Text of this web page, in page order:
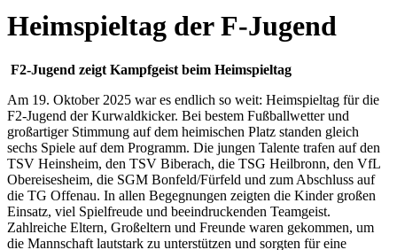
Heimspieltag der F-Jugend
F2-Jugend zeigt Kampfgeist beim Heimspieltag
Am 19. Oktober 2025 war es endlich so weit: Heimspieltag für die
F2-Jugend der Kurwaldkicker. Bei bestem Fußballwetter und
großartiger Stimmung auf dem heimischen Platz standen gleich
sechs Spiele auf dem Programm. Die jungen Talente trafen auf den
TSV Heinsheim, den TSV Biberach, die TSG Heilbronn, den VfL
Obereisesheim, die SGM Bonfeld/Fürfeld und zum Abschluss auf
die TG Offenau. In allen Begegnungen zeigten die Kinder großen
Einsatz, viel Spielfreude und beeindruckenden Teamgeist.
Zahlreiche Eltern, Großeltern und Freunde waren gekommen, um
die Mannschaft lautstark zu unterstützen und sorgten für eine